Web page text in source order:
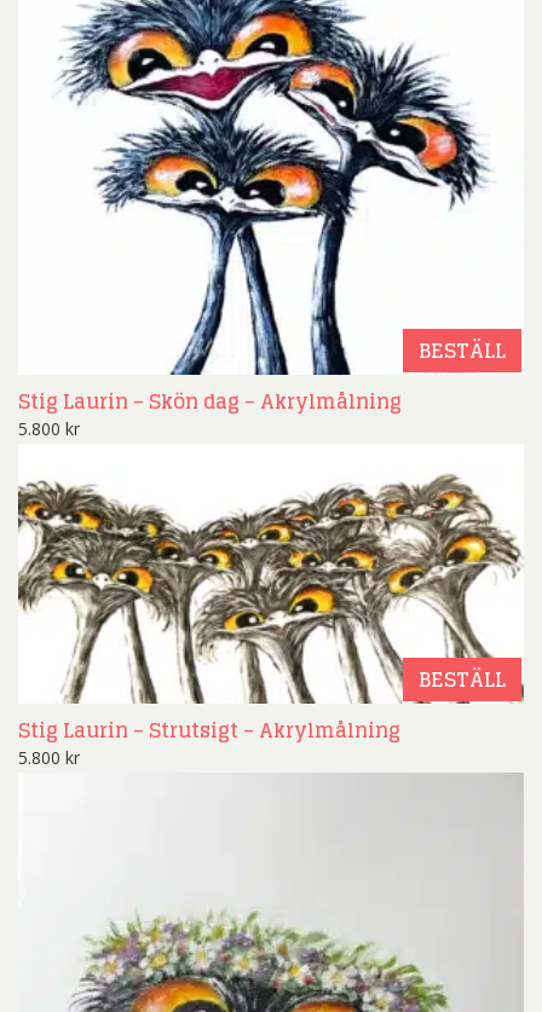
BESTÄLL
Stig Laurin – Skön dag – Akrylmålning
5.800 kr
BESTÄLL
Stig Laurin – Strutsigt – Akrylmålning
5.800 kr